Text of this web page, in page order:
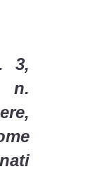
3,
n.